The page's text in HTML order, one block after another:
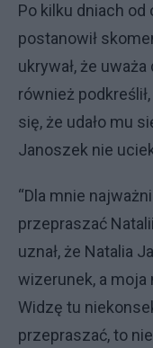
Po kilku dniach od
postanowił
ukrywał, że
również
się, że udało mu
Janoszek nie
“Dla mnie
przepraszać
uznał, że Natalia
wizerunek, a moja
Widzę tu
przepraszać, to